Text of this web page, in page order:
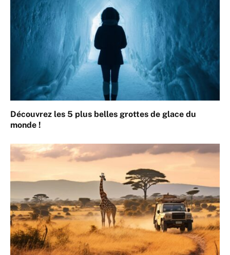
Découvrez les 5 plus belles grottes de glace du
monde !